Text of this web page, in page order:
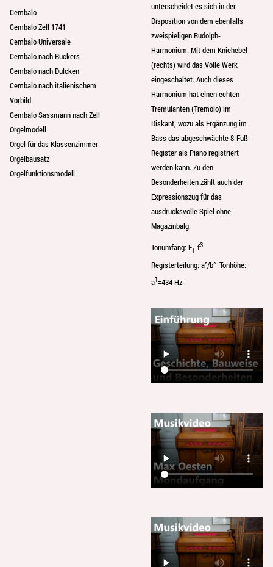
Cembalo
Cembalo Zell 1741
Cembalo Universale
Cembalo nach Ruckers
Cembalo nach Dulcken
Cembalo nach italienischem
Vorbild
Cembalo Sassmann nach Zell
Orgelmodell
Orgel für das Klassenzimmer
Orgelbausatz
Orgelfunktionsmodell
unterscheidet es sich in der
Disposition von dem ebenfalls
zweispieligen Rudolph-
Harmonium. Mit dem Kniehebel
(rechts) wird das Volle Werk
eingeschaltet. Auch dieses
Harmonium hat einen echten
Tremulanten (Tremolo) im
Diskant, wozu als Ergänzung im
Bass das abgeschwächte 8-Fuß-
Register als Piano registriert
werden kann. Zu den
Besonderheiten zählt auch der
Expressionszug für das
ausdrucksvolle Spiel ohne
Magazinbalg.
Tonumfang: F1-f3
Registerteilung: a°/b° Tonhöhe:
a1=434 Hz